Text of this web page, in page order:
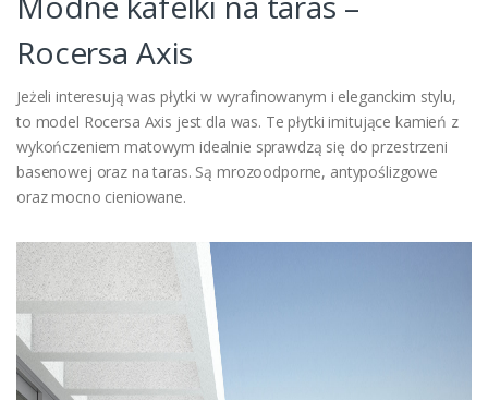
Rocersa Axis
Jeżeli interesują was płytki w wyrafinowanym i eleganckim stylu,
to model Rocersa Axis jest dla was. Te płytki imitujące kamień z
wykończeniem matowym idealnie sprawdzą się do przestrzeni
basenowej oraz na taras. Są mrozoodporne, antypoślizgowe
oraz mocno cieniowane.